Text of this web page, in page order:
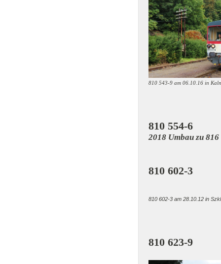
810 543-9 am 06.10.16 in
810 554-6
2018 Umbau zu 816
810 602-3
810 602-3 am 28.10.12 in
810 623-9